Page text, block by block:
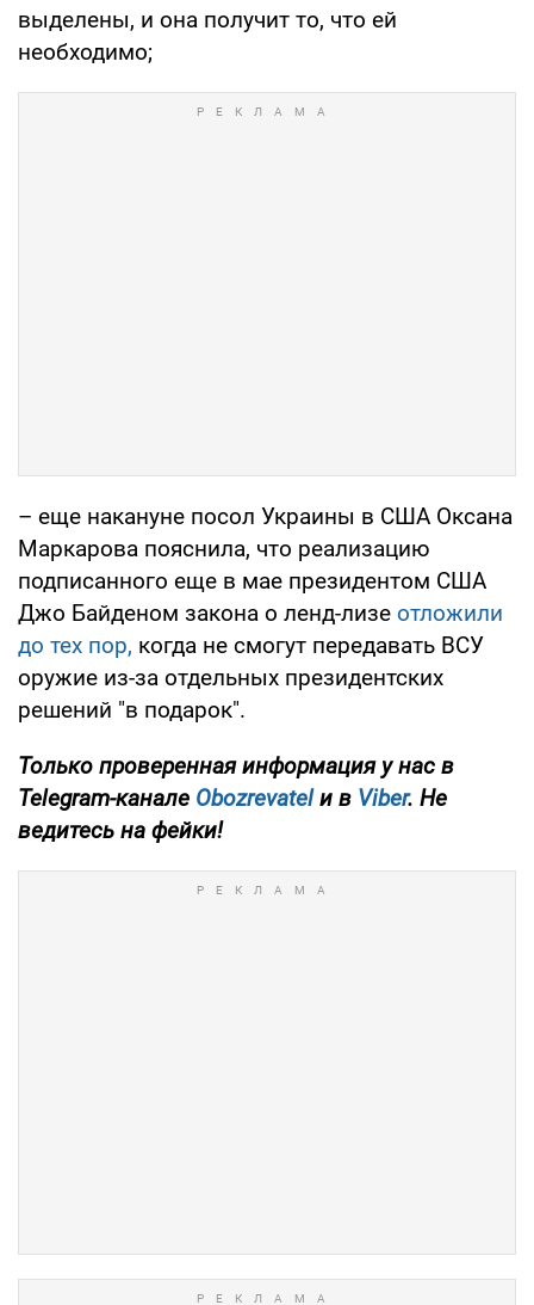
выделены, и она получит то, что ей
необходимо;
– еще накануне посол Украины в США Оксана
Маркарова пояснила, что реализацию
подписанного еще в мае президентом США
Джо Байденом закона о ленд-лизе отложили
до тех пор, когда не смогут передавать ВСУ
оружие из-за отдельных президентских
решений "в подарок".
Только проверенная информация у нас в
Telegram-канале Obozrevatelи в Viber. Не
ведитесь на фейки!